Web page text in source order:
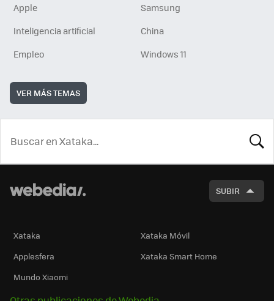
Apple
Samsung
Inteligencia artificial
China
Empleo
Windows 11
VER MÁS TEMAS
SUBIR
Xataka
Xataka Móvil
Applesfera
Xataka Smart Home
Mundo Xiaomi